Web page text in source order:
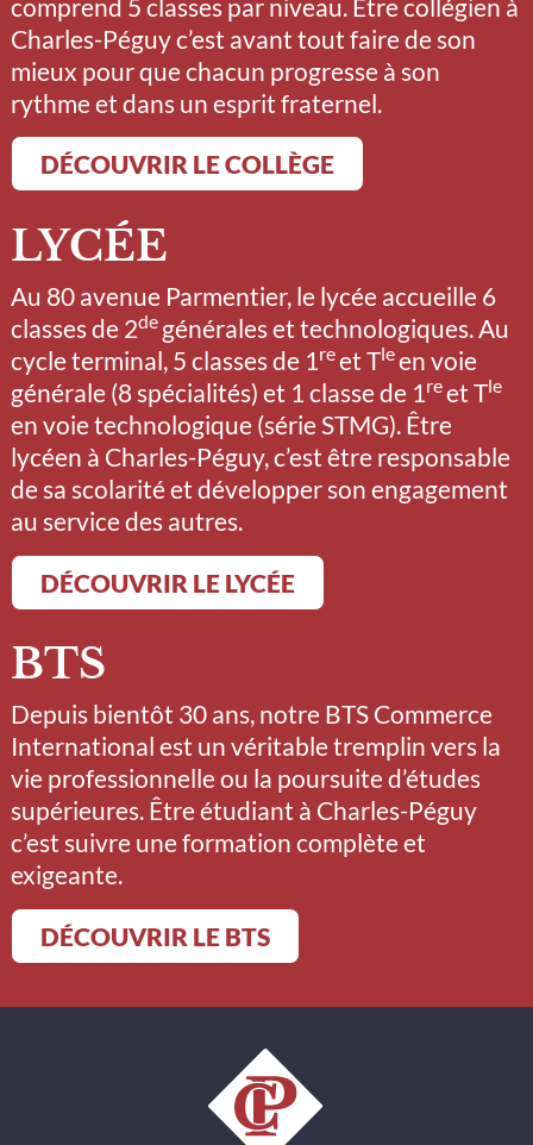
comprend 5 classes par niveau. Être collégien à
Charles-Péguy c’est avant tout faire de son
mieux pour que chacun progresse à son
rythme et dans un esprit fraternel.
DÉCOUVRIR LE COLLÈGE
LYCÉE
Au 80 avenue Parmentier, le lycée accueille 6
classes de 2de générales et technologiques. Au
cycle terminal, 5 classes de 1reet Tleen voie
générale (8 spécialités) et 1 classe de 1reet Tle
en voie technologique (série STMG). Être
lycéen à Charles-Péguy, c’est être responsable
de sa scolarité et développer son engagement
au service des autres.
DÉCOUVRIR LE LYCÉE
BTS
Depuis bientôt 30 ans, notre BTS Commerce
International est un véritable tremplin vers la
vie professionnelle ou la poursuite d’études
supérieures. Être étudiant à Charles-Péguy
c’est suivre une formation complète et
exigeante.
DÉCOUVRIR LE BTS